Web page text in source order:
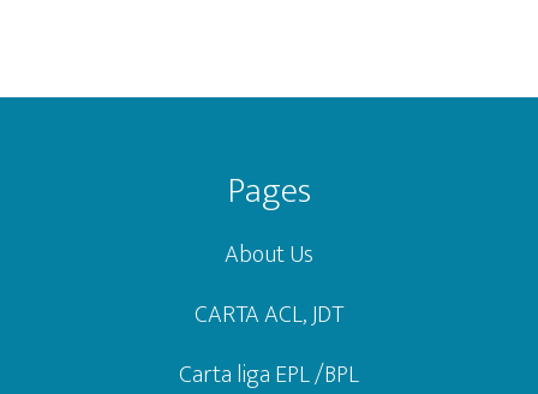
Footer
Pages
About Us
CARTA ACL, JDT
Carta liga EPL /BPL